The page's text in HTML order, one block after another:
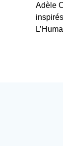
Adèle